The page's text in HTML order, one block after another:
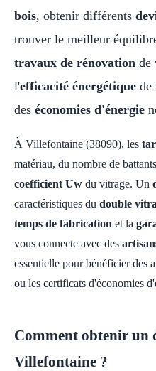
bois, obtenir différents
trouver le meilleur
travaux de rénovation de
l'efficacité énergétique de
des économies d'énergie
À Villefontaine (38090), les
matériau, du nombre de
coefficient Uw du vitrage. Un
caractéristiques du double
temps de fabrication et la
vous connecte avec des
essentielle pour bénéficier des
ou les certificats d'économies
Comment obtenir un
Villefontaine ?